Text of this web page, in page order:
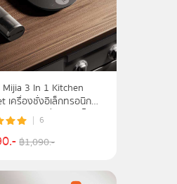
3 In 1 Kitchen
เครื่องชั่งอิเล็กทรอนิกส์
จฉริยะ และที่เปิดขวดไวน์
6
.-฿1,090.-